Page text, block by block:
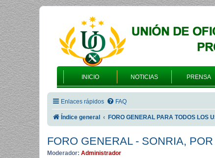
INICIO NOTICIAS PRENSA
Enlaces rápidos FAQ
Índice general FORO GENERAL PARA TODOS LOS
FORO GENERAL - SONRIA, POR
Moderador: Administrador